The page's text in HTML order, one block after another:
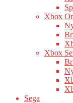
Xbox
Xbox
Sega